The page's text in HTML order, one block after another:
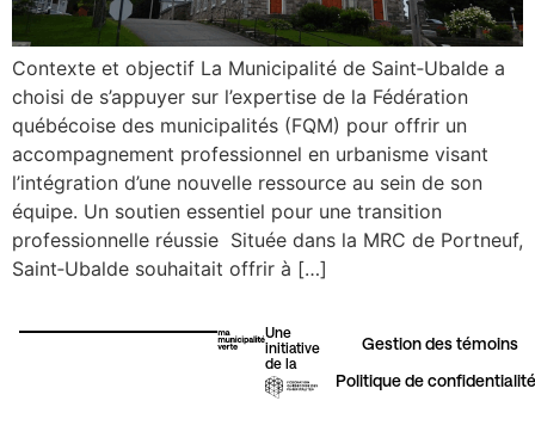
Érosion côtière
Urbanisme
Autres initiatives vertes
Contexte et objectif La Municipalité de Saint‑Ubalde a
choisi de s’appuyer sur l’expertise de la Fédération
québécoise des municipalités (FQM) pour offrir un
accompagnement professionnel en urbanisme visant
l’intégration d’une nouvelle ressource au sein de son
équipe. Un soutien essentiel pour une transition
professionnelle réussie Située dans la MRC de Portneuf,
Saint‑Ubalde souhaitait offrir à […]
Une
initiative
de la
Gestion des témoins​
Politique de confidentialité